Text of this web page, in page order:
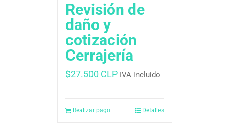
Revisión de
daño y
cotización
Cerrajería
$27.500 CLP IVA incluido
Realizar pago Detalles